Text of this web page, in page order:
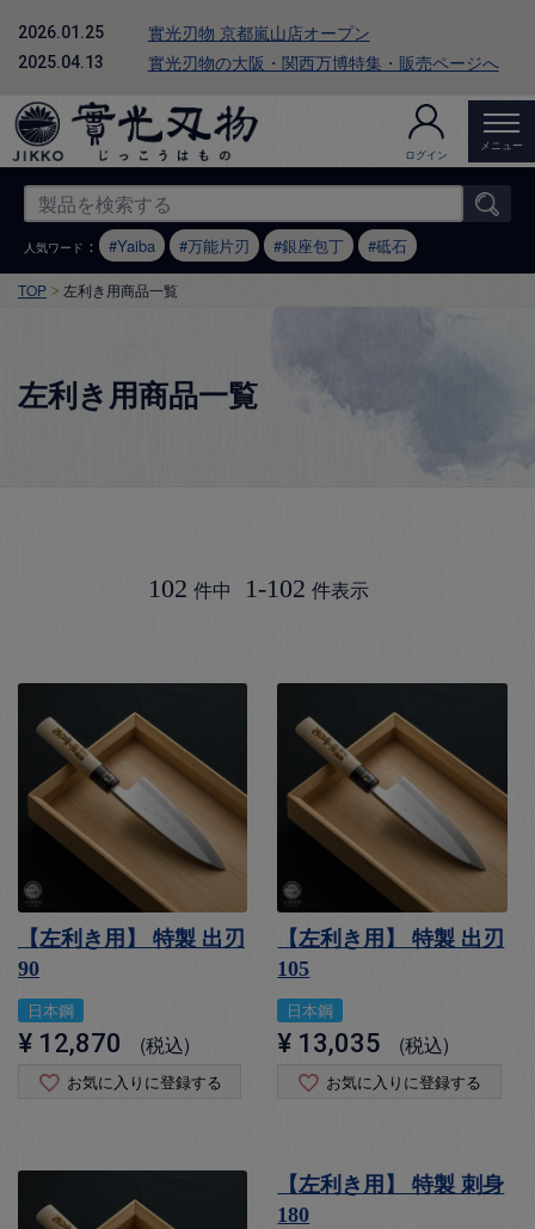
2026.01.25 實光刃物 京都嵐山店オープン
2025.04.13 實光刃物の大阪・関西万博特集・販売ページへ
ログイン
メニュー
人気ワード ： Yaiba 万能片刃 銀座包丁 砥石
TOP 左利き用商品一覧
左利き用商品一覧
102 件中 1-102 件表示
【左利き用】 特製 出刃
90
日本鋼
¥ 12,870 税込
お気に入りに登録する
【左利き用】 特製 出刃
105
日本鋼
¥ 13,035 税込
お気に入りに登録する
【左利き用】 特製 刺身
180